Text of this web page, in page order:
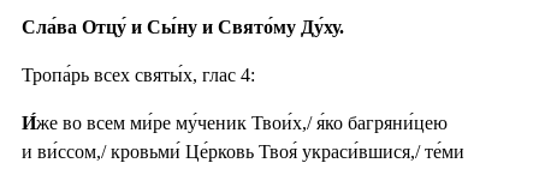
Сла́ва Отцу́ и Сы́ну и Свято́му Ду́ху.
Тропа́рь всех святы́х, глас 4:
И́же во всем ми́ре му́ченик Твои́х,/ я́ко багряни́цею
и ви́ссом,/ кровьми́ Це́рковь Твоя́ украси́вшися,/ те́ми